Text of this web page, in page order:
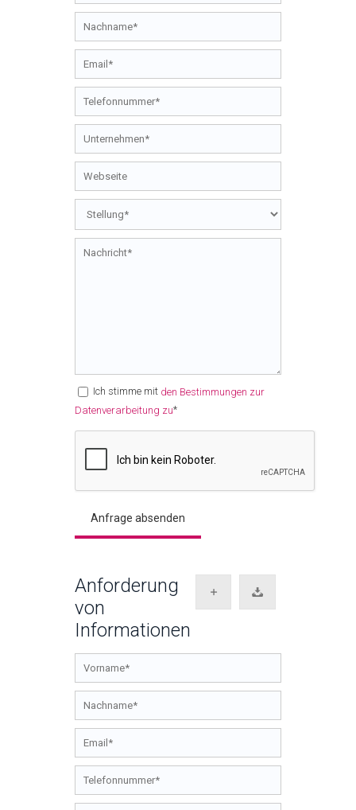
Ich stimme mit den Bestimmungen zur
Datenverarbeitung zu*
Anforderung
von
Informationen